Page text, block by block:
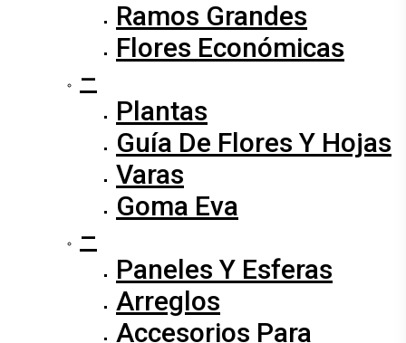
Ramos Grandes
Flores Económicas
–
Plantas
Guía De Flores Y Hojas
Varas
Goma Eva
–
Paneles Y Esferas
Arreglos
Accesorios Para